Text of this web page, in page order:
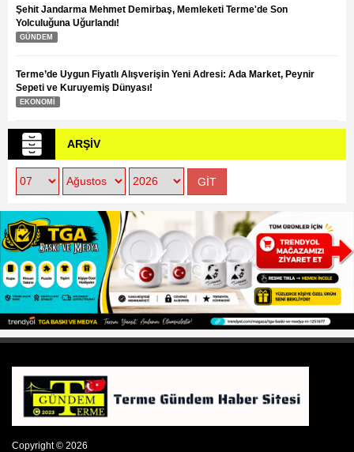
Şehit Jandarma Mehmet Demirbaş, Memleketi Terme'de Son
Yolculuğuna Uğurlandı!
GÜNDEM
Terme’de Uygun Fiyatlı Alışverişin Yeni Adresi: Ada Market, Peynir
Sepeti ve Kuruyemiş Dünyası!
EKONOMİ
ARŞİV
Copyright © 2026